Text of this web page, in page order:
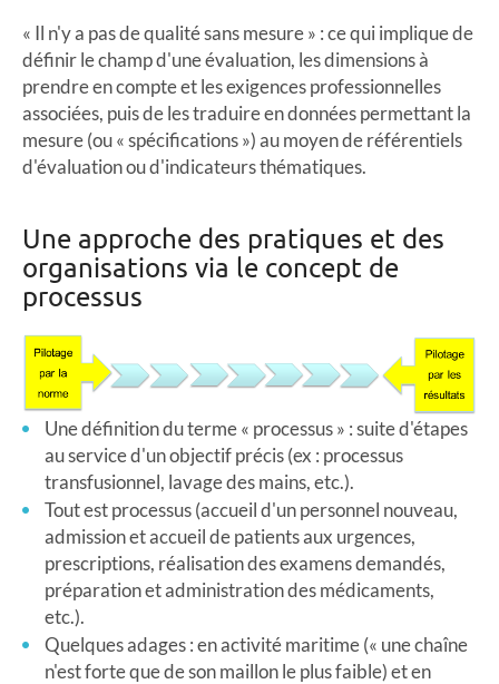
« Il n'y a pas de qualité sans mesure » : ce qui implique de
définir le champ d'une évaluation, les dimensions à
prendre en compte et les exigences professionnelles
associées, puis de les traduire en données permettant la
mesure (ou « spécifications ») au moyen de référentiels
d'évaluation ou d'indicateurs thématiques.
Une approche des pratiques et des
organisations via le concept de
processus
Une définition du terme « processus » : suite d'étapes
au service d'un objectif précis (ex : processus
transfusionnel, lavage des mains, etc.).
Tout est processus (accueil d'un personnel nouveau,
admission et accueil de patients aux urgences,
prescriptions, réalisation des examens demandés,
préparation et administration des médicaments,
etc.).
Quelques adages : en activité maritime (« une chaîne
n'est forte que de son maillon le plus faible) et en